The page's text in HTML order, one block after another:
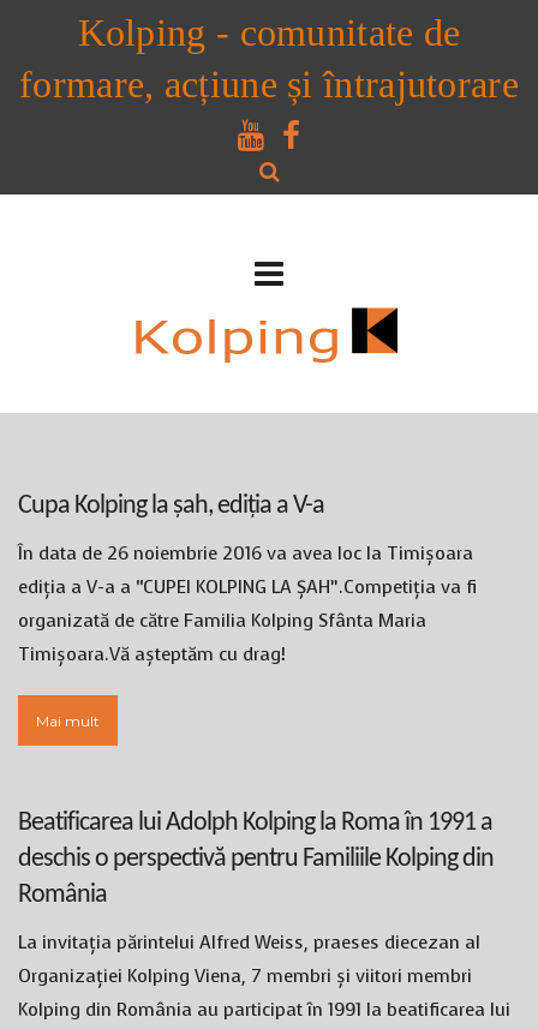
Kolping - comunitate de
formare, acțiune și întrajutorare
Cupa Kolping la șah, ediția a V-a
În data de 26 noiembrie 2016 va avea loc la Timișoara
ediția a V-a a “CUPEI KOLPING LA ȘAH”.Competiția va fi
organizată de către Familia Kolping Sfânta Maria
Timișoara.Vă așteptăm cu drag!
Mai mult
Beatificarea lui Adolph Kolping la Roma în 1991 a
deschis o perspectivă pentru Familiile Kolping din
România
La invitația părintelui Alfred Weiss, praeses diecezan al
Organizației Kolping Viena, 7 membri și viitori membri
Kolping din România au participat în 1991 la beatificarea lui